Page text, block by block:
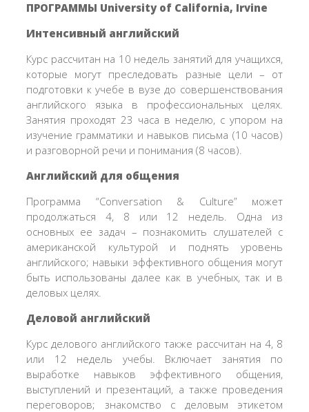
ПРОГРАММЫ University of California, Irvine
Интенсивный английский
Курс рассчитан на 10 недель занятий для учащихся,
которые могут преследовать разные цели – от
подготовки к учебе в вузе до совершенствования
английского языка в профессиональных целях.
Занятия проходят 23 часа в неделю, с упором на
изучение грамматики и навыков письма (10 часов)
и разговорной речи и понимания (8 часов).
Английский для общения
Программа “Conversation & Culture” может
продолжаться 4, 8 или 12 недель. Одна из
основных ее задач – познакомить слушателей с
американской культурой и поднять уровень
английского; навыки эффективного общения могут
быть использованы далее как в учебных, так и в
деловых целях.
Деловой английский
Курс делового английского также рассчитан на 4, 8
или 12 недель учебы. Включает занятия по
выработке навыков эффективного общения,
выступлений и презентаций, а также проведения
переговоров; знакомство с деловым этикетом